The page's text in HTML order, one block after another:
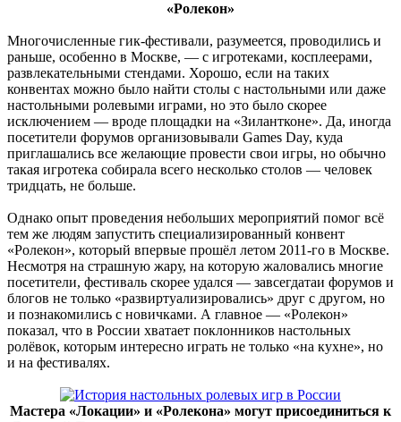
«Ролекон»
Многочисленные гик-фестивали, разумеется, проводились и
раньше, особенно в Москве, — с игротеками, косплеерами,
развлекательными стендами. Хорошо, если на таких
конвентах можно было найти столы с настольными или даже
настольными ролевыми играми, но это было скорее
исключением — вроде площадки на «Зилантконе». Да, иногда
посетители форумов организовывали Games Day, куда
приглашались все желающие провести свои игры, но обычно
такая игротека собирала всего несколько столов — человек
тридцать, не больше.
Однако опыт проведения небольших мероприятий помог всё
тем же людям запустить специализированный конвент
«Ролекон», который впервые прошёл летом 2011-го в Москве.
Несмотря на страшную жару, на которую жаловались многие
посетители, фестиваль скорее удался — завсегдатаи форумов и
блогов не только «развиртуализировались» друг с другом, но
и познакомились с новичками. А главное — «Ролекон»
показал, что в России хватает поклонников настольных
ролёвок, которым интересно играть не только «на кухне», но
и на фестивалях.
Мастера «Локации» и «Ролекона» могут присоединиться к